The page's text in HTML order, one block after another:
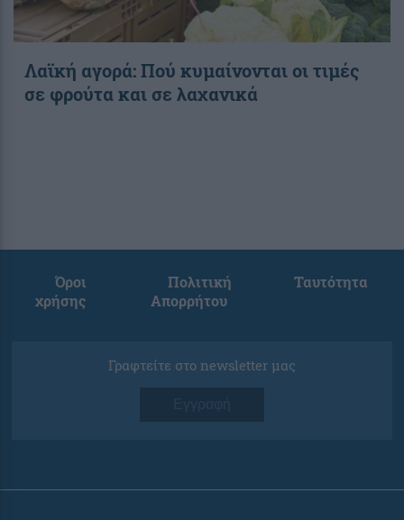
Λαϊκή αγορά: Πού κυμαίνονται οι τιμές
σε φρούτα και σε λαχανικά
Όροι
χρήσης
Πολιτική
Απορρήτου
Ταυτότητα
Γραφτείτε στο newsletter μας
Εγγραφή